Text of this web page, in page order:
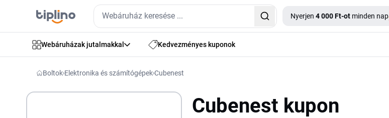
Nyerjen 4 000 Ft-ot minden nap
Webáruházak jutalmakkal Kedvezményes kuponok
Boltok Elektronika és számítógépekCubenest
Cubenest kupon